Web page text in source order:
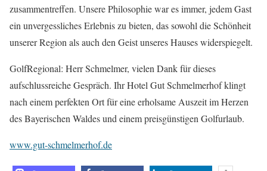
zusammentreffen. Unsere Philosophie war es immer, jedem Gast
ein unvergessliches Erlebnis zu bieten, das sowohl die Schönheit
unserer Region als auch den Geist unseres Hauses widerspiegelt.
GolfRegional: Herr Schmelmer, vielen Dank für dieses
aufschlussreiche Gespräch. Ihr Hotel Gut Schmelmerhof klingt
nach einem perfekten Ort für eine erholsame Auszeit im Herzen
des Bayerischen Waldes und einem preisgünstigen Golfurlaub.
www.gut-schmelmerhof.de